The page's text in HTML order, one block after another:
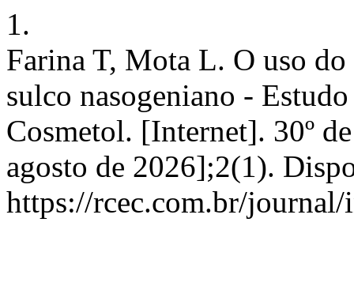
1.
Farina T, Mota L. O uso
sulco nasogeniano -
Cosmetol. [Internet]. 30º
agosto de 2026];2(1).
https://rcec.com.br/